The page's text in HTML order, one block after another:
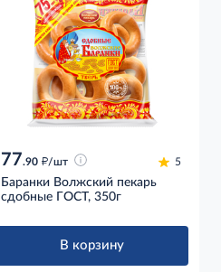
77.90 д/шт 5
Баранки Волжский пекарь
сдобные ГОСТ, 350г
В корзину